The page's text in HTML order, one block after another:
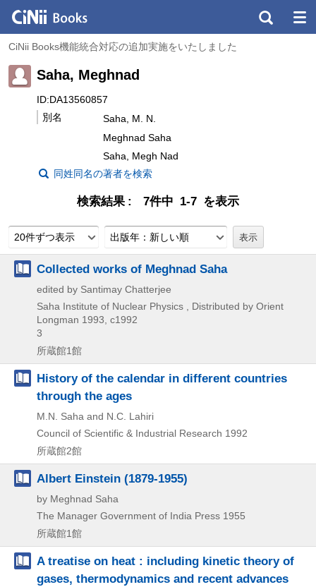
CiNii Books機能統合対応の追加実施をいたしました
Saha, Meghnad
ID:DA13560857
別名
Saha, M. N.
Meghnad Saha
Saha, Megh Nad
同姓同名の著者を検索
検索結果 7件中 1-7 を表示
20件ずつ表示 出版年：新しい順
Collected works of Meghnad Saha
edited by Santimay Chatterjee
Saha Institute of Nuclear Physics , Distributed by Orient
Longman 1993, c1992
3
所蔵館1館
History of the calendar in different countries
through the ages
M.N. Saha and N.C. Lahiri
Council of Scientific & Industrial Research 1992
所蔵館2館
Albert Einstein (1879-1955)
by Meghnad Saha
The Manager Government of India Press 1955
所蔵館1館
A treatise on heat : including kinetic theory of
gases, thermodynamics and recent advances